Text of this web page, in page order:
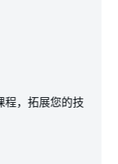
程，拓展您的技